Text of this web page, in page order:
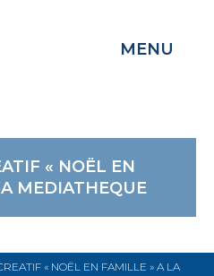
MENU
« NOËL EN
MEDIATHEQUE
« NOËL EN FAMILLE » A LA